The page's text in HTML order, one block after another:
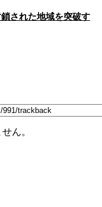
された地域を突破す
ん。